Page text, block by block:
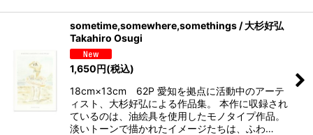
sometime,somewhere,somethings / 大杉好弘
Takahiro Osugi
1,650円(税込)
18cm×13cm 62P 愛知を拠点に活動中のアーテ
ィスト、大杉好弘による作品集。 本作に収録され
ているのは、油絵具を使用したモノタイプ作品。
淡いトーンで描かれたイメージたちは、ふわ…